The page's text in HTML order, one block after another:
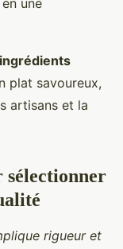
une
plat savoureux,
artisans et la
sélectionner
rigueur et